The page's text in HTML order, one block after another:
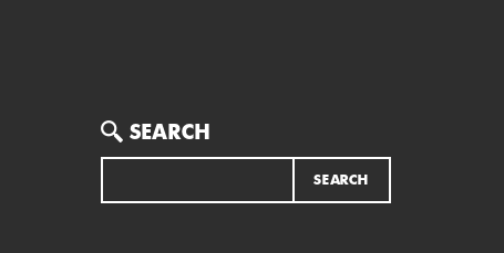
SEARCH